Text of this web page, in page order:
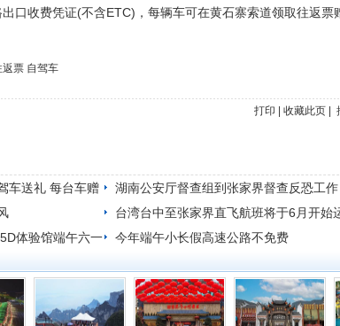
口收费凭证(不含ETC)，每辆车可在黄石寨索道领取往返票
返票 自驾车
打印 收藏此页
车送礼 每台车赠
湖南公安厅督查组到张家界督查反恐工作
台湾台中至张家界直飞航班将于6月开始
体验馆端午六一
今年端午小长假高速公路不免费